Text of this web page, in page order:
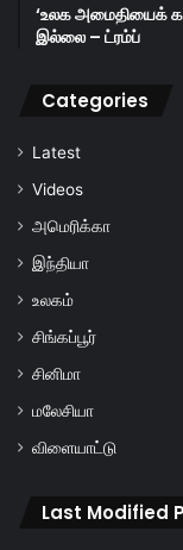
‘உலக அமைதியைக்
இல்லை – ட்ரம்ப்
Categories
Latest
Videos
அமெரிக்கா
இந்தியா
உலகம்
சிங்கப்பூர்
சினிமா
மலேசியா
விளையாட்டு
Last Modified